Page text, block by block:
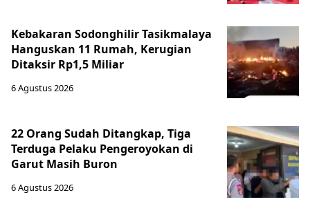
Kebakaran Sodonghilir Tasikmalaya
Hanguskan 11 Rumah, Kerugian
Ditaksir Rp1,5 Miliar
6 Agustus 2026
22 Orang Sudah Ditangkap, Tiga
Terduga Pelaku Pengeroyokan di
Garut Masih Buron
6 Agustus 2026